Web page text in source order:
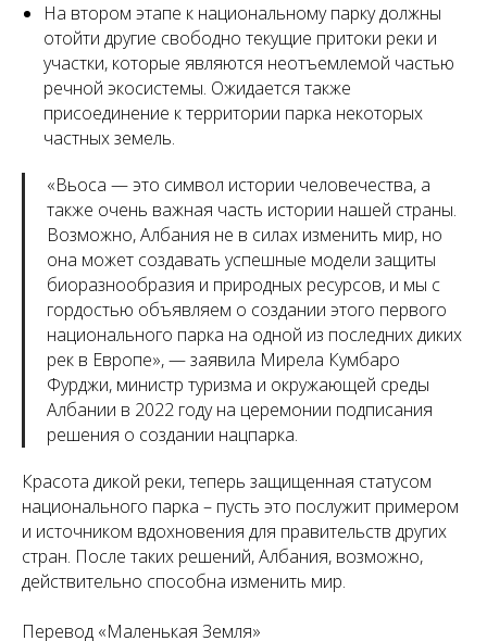
На втором этапе к национальному парку должны
отойти другие свободно текущие притоки реки и
участки, которые являются неотъемлемой частью
речной экосистемы. Ожидается также
присоединение к территории парка некоторых
частных земель.
«Вьоса — это символ истории человечества, а
также очень важная часть истории нашей страны.
Возможно, Албания не в силах изменить мир, но
она может создавать успешные модели защиты
биоразнообразия и природных ресурсов, и мы с
гордостью объявляем о создании этого первого
национального парка на одной из последних диких
рек в Европе», — заявила Мирела Кумбаро
Фурджи, министр туризма и окружающей среды
Албании в 2022 году на церемонии подписания
решения о создании нацпарка.
Красота дикой реки, теперь защищенная статусом
национального парка – пусть это послужит примером
и источником вдохновения для правительств других
стран. После таких решений, Албания, возможно,
действительно способна изменить мир.
Перевод «Маленькая Земля»